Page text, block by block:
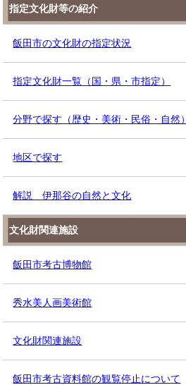
指定文化財等の紹介
飯田市の文化財の指定状況
指定文化財一覧（国・県・市指定）
分野で探す（歴史・美術・民俗・自然）
地区で探す
解説 伊那谷の自然と文化
文化財関連施設
飯田市考古博物館
秀水美人画美術館
文化財関連施設
飯田市考古資料館の観覧停止について